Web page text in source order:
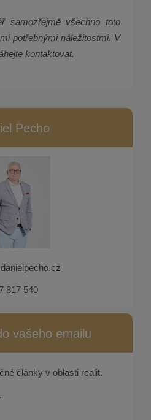
samozřejmě všechno toto
potřebnými náležitostmi. V
kontaktovat.
Pecho
817 540
vašeho emailu
články v oblasti realit.